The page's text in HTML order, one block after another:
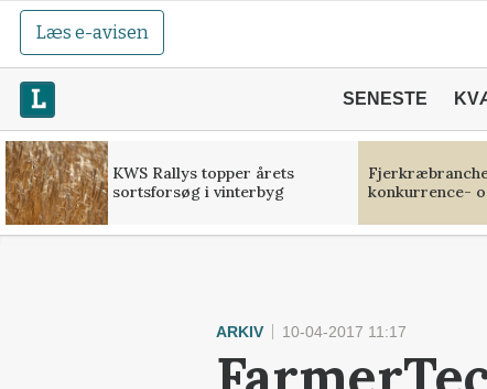
Læs e-avisen
SENESTE
KWS Rallys topper årets
sortsforsøg i vinterbyg
konkurrence-
ARKIV 10-04-2017 11:17